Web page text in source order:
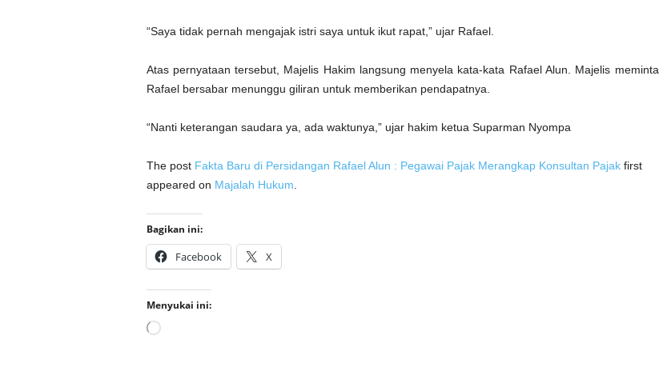
“Saya tidak pernah mengajak istri saya untuk ikut rapat,” ujar Rafael.
Atas pernyataan tersebut, Majelis Hakim langsung menyela kata-kata Rafael Alun. Majelis meminta
Rafael bersabar menunggu giliran untuk memberikan pendapatnya.
“Nanti keterangan saudara ya, ada waktunya,” ujar hakim ketua Suparman Nyompa
The post Fakta Baru di Persidangan Rafael Alun : Pegawai Pajak Merangkap Konsultan Pajakfirst
appeared on Majalah Hukum
Bagikan ini:
Facebook X
Menyukai ini:
Memuat...